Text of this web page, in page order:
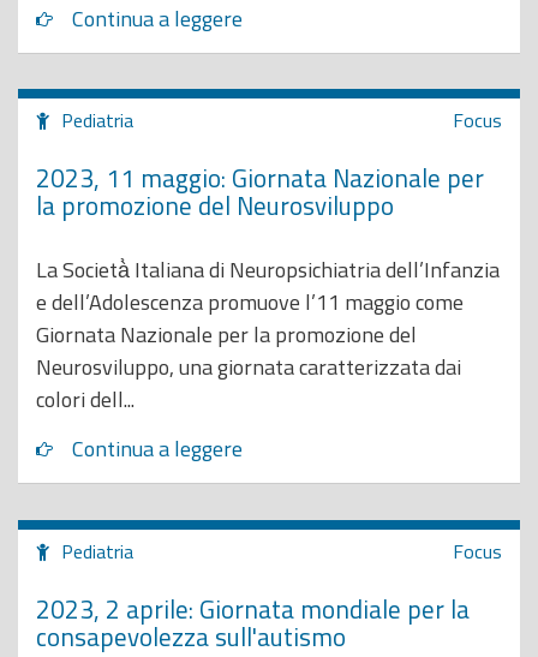
Continua a leggere
Pediatria Focus
2023, 11 maggio: Giornata Nazionale per
la promozione del Neurosviluppo
La Società̀ Italiana di Neuropsichiatria dell’Infanzia
e dell’Adolescenza promuove l’11 maggio come
Giornata Nazionale per la promozione del
Neurosviluppo, una giornata caratterizzata dai
colori dell...
Continua a leggere
Pediatria Focus
2023, 2 aprile: Giornata mondiale per la
consapevolezza sull'autismo